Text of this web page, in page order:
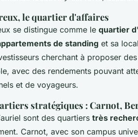
le quartier d'affaires
se distingue comme le quartier
de standing et sa
cherchant à proposer
avec des rendements pouvant
et de voyageurs.
stratégiques : Carnot,
sont des quartiers très
Carnot, avec son campus